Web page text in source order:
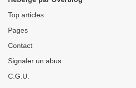
Top articles
Pages
Contact
Signaler un abus
C.G.U.